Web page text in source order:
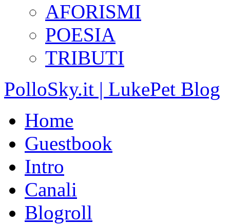
AFORISMI
POESIA
TRIBUTI
PolloSky.it | LukePet Blog
Home
Guestbook
Intro
Canali
Blogroll